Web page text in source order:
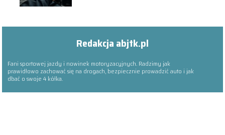
Redakcja abjtk.pl
Fani sportowej jazdy i nowinek motoryzacyjnych. Radzimy jak
prawidłowo zachować się na drogach, bezpiecznie prowadzić auto i jak
dbać o swoje 4 kółka.